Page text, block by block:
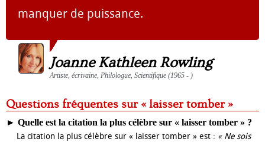
manquer de puissance.
Joanne Kathleen Rowling
Artiste, écrivaine, Philologue, Scientifique (1965 - )
Questions fréquentes sur « laisser tomber »
► Quelle est la citation la plus célèbre sur « laisser tomber » ?
La citation la plus célèbre sur « laisser tomber » est : « Ne sois